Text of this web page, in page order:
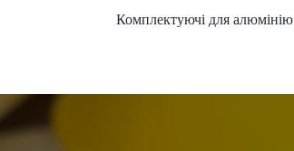
Комплектуючі для алюмінію